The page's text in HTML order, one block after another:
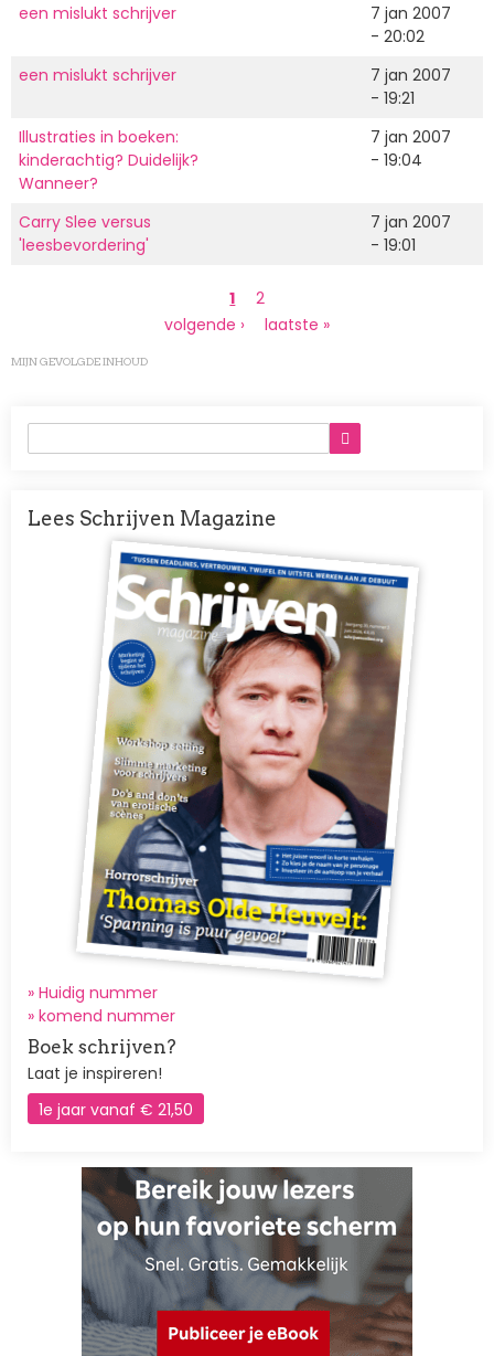
een mislukt schrijver
7 jan 2007
- 20:02
een mislukt schrijver
7 jan 2007
- 19:21
Illustraties in boeken:
kinderachtig? Duidelijk?
Wanneer?
7 jan 2007
- 19:04
Carry Slee versus
'leesbevordering'
7 jan 2007
- 19:01
Huidige
pagina
1 Page
2
Volgende
volgende ›
Laatste
laatste »
MIJN GEVOLGDE INHOUD
Lees Schrijven Magazine
Afbeelding
» Huidig nummer
» komend nummer
Boek schrijven?
Laat je inspireren!
1e jaar vanaf € 21,50